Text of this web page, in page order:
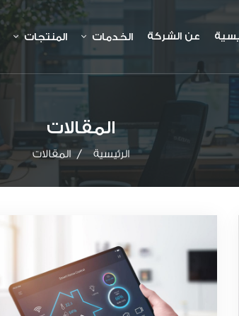
عن الشركة الخدمات المنتجات
المقالات
الرئيسية المقالات